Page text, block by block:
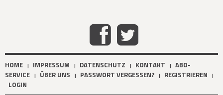
HOME | IMPRESSUM | DATENSCHUTZ | KONTAKT | ABO-
SERVICE | ÜBER UNS | PASSWORT VERGESSEN? | REGISTRIEREN |
LOGIN